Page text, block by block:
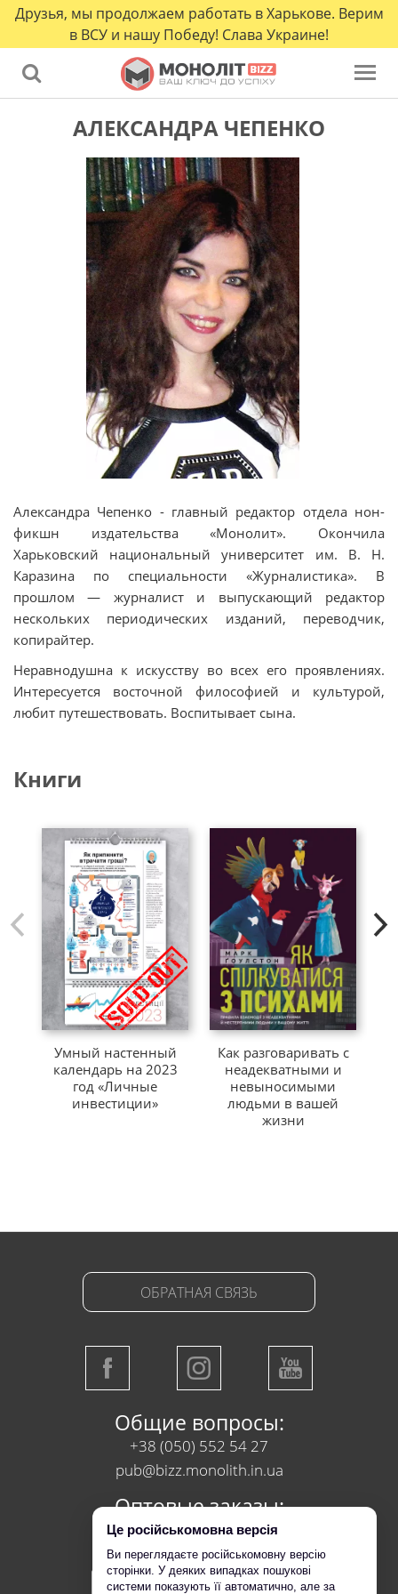
Друзья, мы продолжаем работать в Харькове. Верим
в ВСУ и нашу Победу! Слава Украине!
АЛЕКСАНДРА ЧЕПЕНКО
Александра Чепенко - главный редактор отдела нон-
фикшн издательства «Монолит». Окончила
Харьковский национальный университет им. В. Н.
Каразина по специальности «Журналистика». В
прошлом — журналист и выпускающий редактор
нескольких периодических изданий, переводчик,
копирайтер.
Неравнодушна к искусству во всех его проявлениях.
Интересуется восточной философией и культурой,
любит путешествовать. Воспитывает сына.
Книги
Умный настенный
календарь на 2023
год «Личные
инвестиции»
Как разговаривать с
неадекватными и
невыносимыми
людьми в вашей
жизни
ОБРАТНАЯ СВЯЗЬ
Общие вопросы:
+38 (050) 552 54 27
pub@bizz.monolith.in.ua
Оптовые заказы:
+38 (050) 218 95 95
Це російськомовна версія
Ви переглядаєте російськомовну версію
сторінки. У деяких випадках пошукові
системи показують її автоматично, але за